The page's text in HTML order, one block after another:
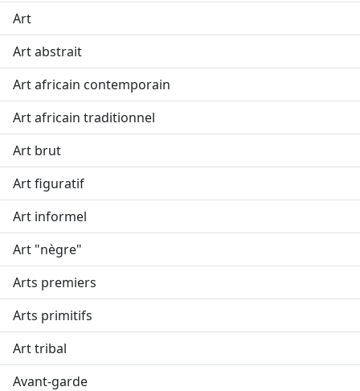
Art
Art abstrait
Art africain contemporain
Art africain traditionnel
Art brut
Art figuratif
Art informel
Art "nègre"
Arts premiers
Arts primitifs
Art tribal
Avant-garde